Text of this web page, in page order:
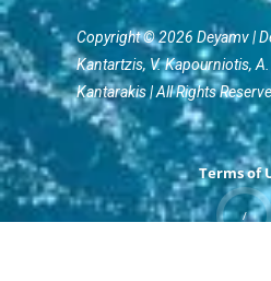
Copyright © 2026 Deyamv |
Kantartzis, V. Kapourniotis, Α.
Kantarakis | All Rights
Terms of
/